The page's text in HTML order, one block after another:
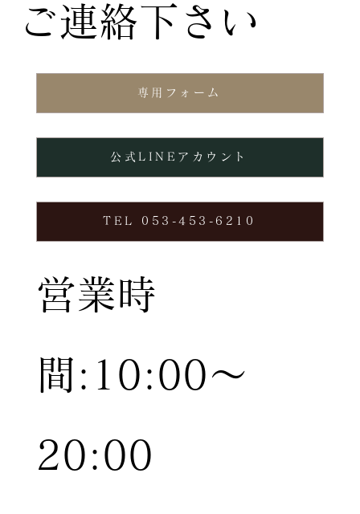
専用フォーム
TEL 053-453-6210
公式LINEアカウント
ご連絡下さい
営業時
間:10:00〜
20:00